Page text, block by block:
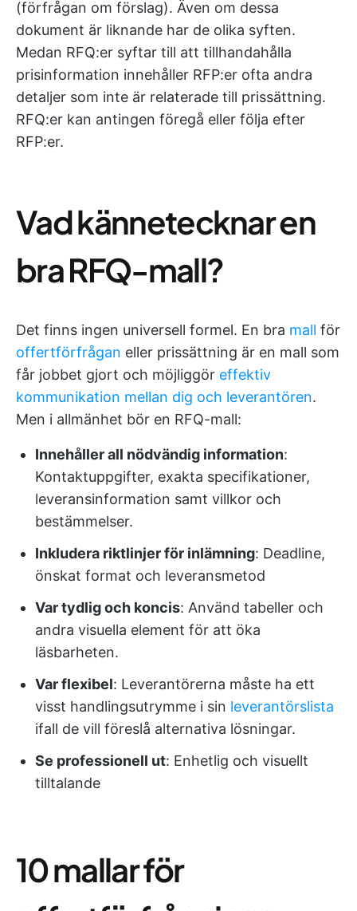
(förfrågan om förslag). Även om dessa
dokument är liknande har de olika syften.
Medan RFQ:er syftar till att tillhandahålla
prisinformation innehåller RFP:er ofta andra
detaljer som inte är relaterade till prissättning.
RFQ:er kan antingen föregå eller följa efter
RFP:er.
Vad kännetecknar en
bra RFQ-mall?
Det finns ingen universell formel. En bra mall för
offertförfrågan eller prissättning är en mall som
får jobbet gjort och möjliggör effektiv
kommunikation mellan dig och leverantören.
Men i allmänhet bör en RFQ-mall:
Innehåller all nödvändig information:
Kontaktuppgifter, exakta specifikationer,
leveransinformation samt villkor och
bestämmelser.
Inkludera riktlinjer för inlämning: Deadline,
önskat format och leveransmetod
Var tydlig och koncis: Använd tabeller och
andra visuella element för att öka
läsbarheten.
Var flexibel: Leverantörerna måste ha ett
visst handlingsutrymme i sin leverantörslista
ifall de vill föreslå alternativa lösningar.
Se professionell ut: Enhetlig och visuellt
tilltalande
10 mallar för